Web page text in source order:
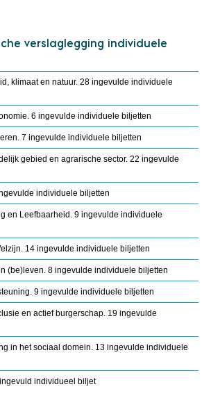
verslaglegging individuele
klimaat en natuur. 28 ingevulde individuele
6 ingevulde individuele biljetten
7 ingevulde individuele biljetten
gebied en agrarische sector. 22 ingevulde
individuele biljetten
en Leefbaarheid. 9 ingevulde individuele
14 ingevulde individuele biljetten
(be)leven. 8 ingevulde individuele biljetten
9 ingevulde individuele biljetten
en actief burgerschap. 19 ingevulde
in het sociaal domein. 13 ingevulde individuele
individueel biljet